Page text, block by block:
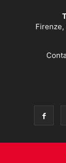
Firenze,